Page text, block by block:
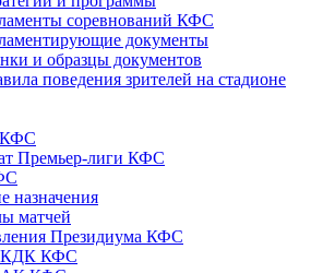
соревнований КФС
документы
и образцы документов
поведения зрителей на стадионе
КФС
Премьер-лиги КФС
назначения
матчей
Президиума КФС
КДК КФС